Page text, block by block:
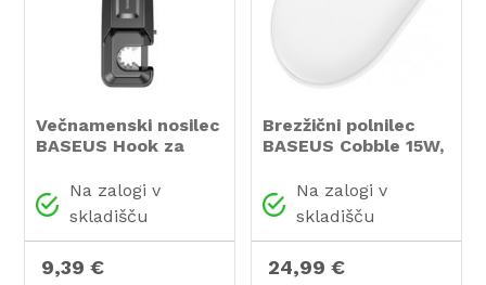
Večnamenski nosilec
BASEUS Hook za
(črn)Na zalogi v
skladišču
9,39 €
Brezžični polnilec
BASEUS Cobble 15W,
Na zalogi v
skladišču
24,99 €